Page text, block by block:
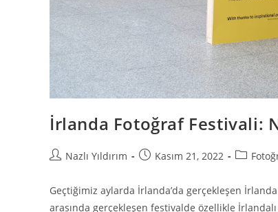
İrlanda Fotoğraf Festivali:
Nazlı Yıldırım Kasım 21, 2022
Geçtiğimiz aylarda İrlanda’da gerçekleşen
arasında gerçekleşen festivalde özellikle